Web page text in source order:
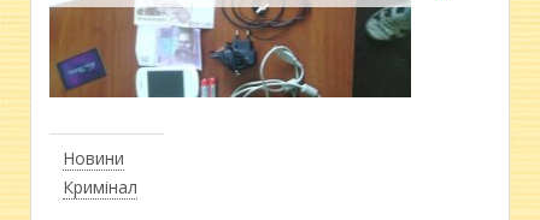
Новини
Кримінал